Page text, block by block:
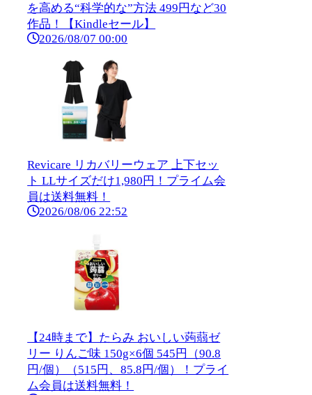
を高める“科学的な”方法 499円など30
作品！【Kindleセール】
2026/08/07 00:00
Revicare リカバリーウェア 上下セッ
ト LLサイズだけ1,980円！プライム会
員は送料無料！
2026/08/06 22:52
【24時まで】たらみ おいしい蒟蒻ゼ
リー りんご味 150g×6個 545円（90.8
円/個）（515円、85.8円/個）！プライ
ム会員は送料無料！